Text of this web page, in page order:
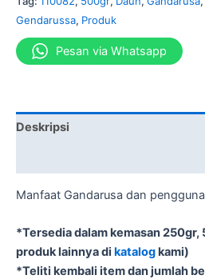
Gendarussa, Produk
Pesan via Whatsapp
Deskripsi
Manfaat Gandarusa dan
*Tersedia dalam kemasan 250gr,
produk lainnya di katalogkami)
*Teliti kembali item dan jumlah